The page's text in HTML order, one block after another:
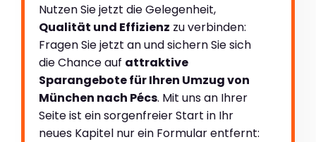
Nutzen Sie jetzt die Gelegenheit,
Qualität und Effizienz zu verbinden:
Fragen Sie jetzt an und sichern Sie sich
die Chance auf attraktive
Sparangebote für Ihren Umzug von
München nach Pécs. Mit uns an Ihrer
Seite ist ein sorgenfreier Start in Ihr
neues Kapitel nur ein Formular entfernt: